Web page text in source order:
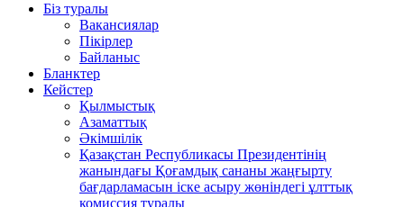
Біз туралы
Вакансиялар
Пікірлер
Байланыс
Бланктер
Кейстер
Қылмыстық
Азаматтық
Әкімшілік
Қазақстан Республикасы Президентінің
жанындағы Қоғамдық сананы жаңғырту
бағдарламасын іске асыру жөніндегі ұлттық
комиссия туралы